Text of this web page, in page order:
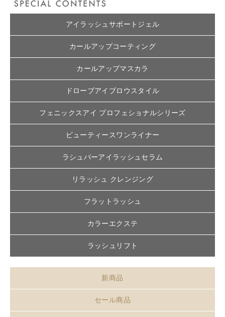
アイラッシュサポートジェル
カールアップコーティング
カールアップマスカラ
ドローブアイブロウスタイル
フェニックスアイ プロフェショナルシリーズ
ビューティースワンライナー
ラシュパーアイラッシュセラム
リラッシュ クレンジング
フラットラッシュ
カラーエクステ
ラッシュリフト
新商品
セール商品